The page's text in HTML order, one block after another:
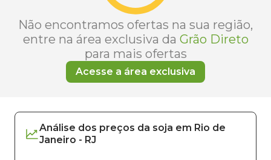
Não encontramos ofertas na sua região,
entre na área exclusiva da Grão Direto
para mais ofertas
Acesse a área exclusiva
Análise dos preços da soja em Rio de
Janeiro - RJ